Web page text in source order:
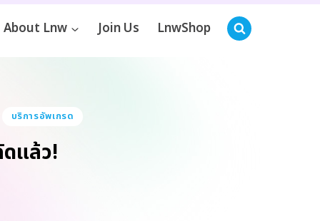
About Lnw Join Us LnwShop
บริการอัพเกรด
แล้ว!